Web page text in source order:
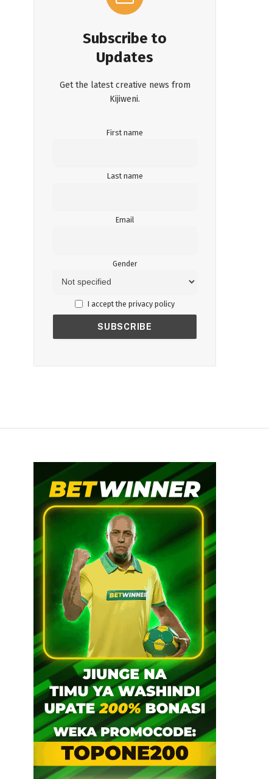
Subscribe to
Updates
Get the latest creative news from
Kijiweni.
First name
Last name
Email
Gender
I accept the privacy policy